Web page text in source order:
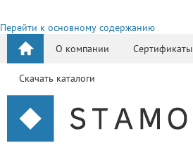
Перейти к основному содержанию
О компании
Сертификаты
Скачать каталоги